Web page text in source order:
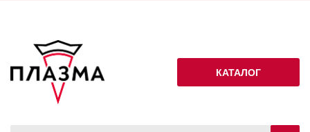
КАТАЛОГ